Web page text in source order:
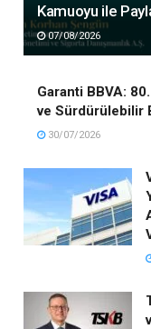
Kamuoyu ile
07/08/2026
Garanti BBVA: 80.
ve Sürdürülebilir
30/07/2026